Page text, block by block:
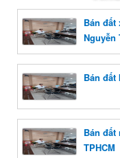
Bán
Nguyễn
Bán đất
Bán đất
TPHCM